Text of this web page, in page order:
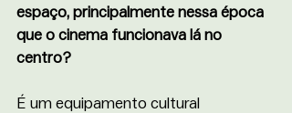
espaço, principalmente nessa época
que o cinema funcionava lá no
centro?
É um equipamento cultural